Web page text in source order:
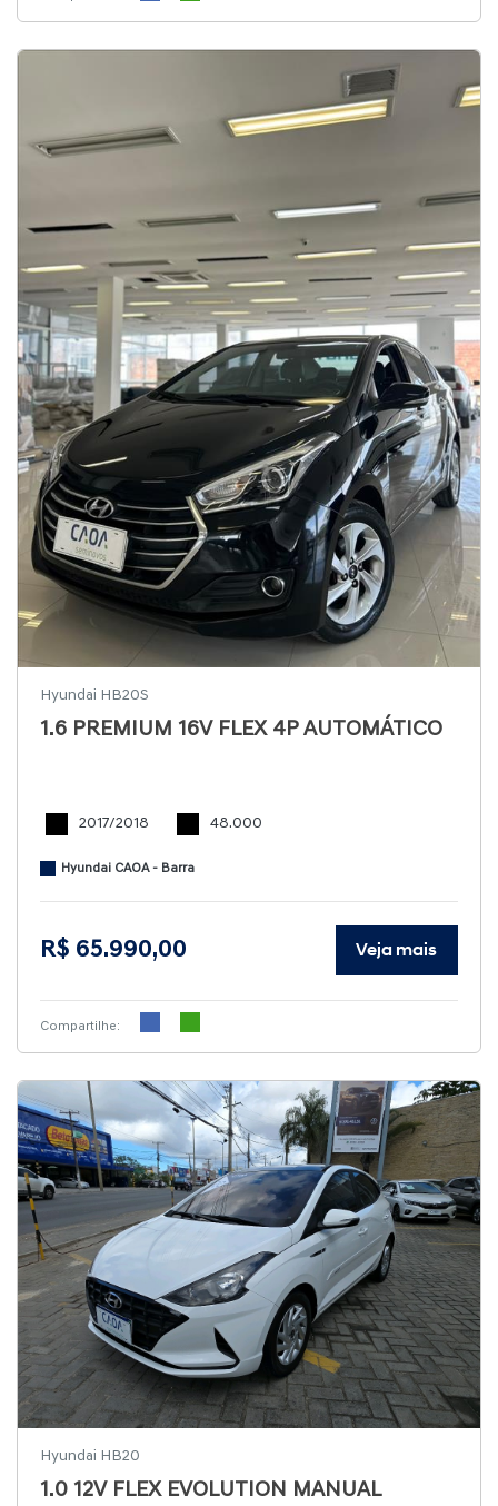
Hyundai HB20S
1.6 PREMIUM 16V FLEX 4P AUTOMÁTICO
2017/2018 48.000
Hyundai CAOA - Barra
R$ 65.990,00 Veja mais
Compartilhe:
Hyundai HB20
1.0 12V FLEX EVOLUTION MANUAL